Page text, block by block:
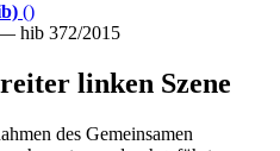
()
hib 372/2015
linken Szene
des Gemeinsamen